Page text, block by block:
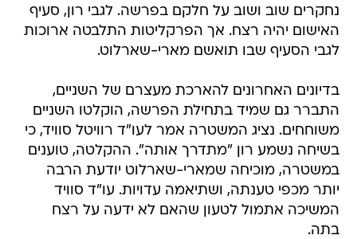
נחקרים שוב ושוב על חלקם בפרשה. לגבי רון, סעיף
האישום יהיה רצח. אך הפרקליטות התלבטה ארוכות
לגבי הסעיף שבו תואשם מארי-שארלוט.
בדיונים האחרונים להארכת מעצרם של השניים,
התברר גם שמיד בתחילת הפרשה, הוקלטו השניים
משוחחים. נציג המשטרה אמר לעו"ד רוויטל סוויד, כי
בשיחה נשמע רון "מתדרך אותה". ההקלטה, טוענים
במשטרה, מוכיחה שמארי-שארלוט יודעת הרבה
יותר מכפי טענתה, ושתיאמה עדויות. עו"ד סוויד
המשיכה אתמול לטעון שהאם לא ידעה על רצח
בתה.